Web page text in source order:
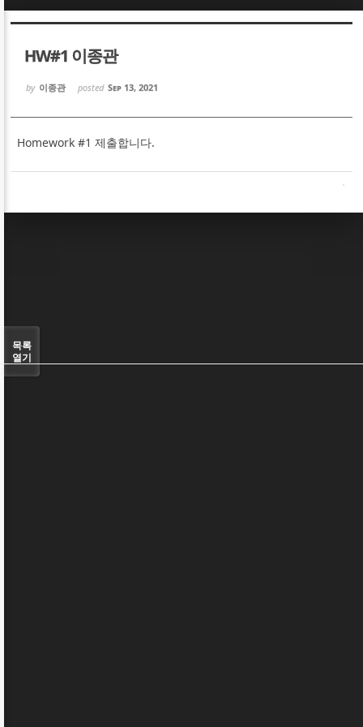
HW#1 이종관
by 이종관 posted Sep 13, 2021
Homework #1 제출합니다.
목록
열기
Sketchbook5, 스케치북5
Sketchbook5, 스케치북5
Sketchbook5, 스케치북5
Sketchbook5, 스케치북5